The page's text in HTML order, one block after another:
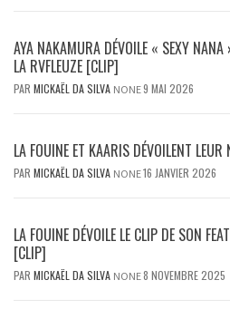
AYA NAKAMURA DÉVOILE « SEXY NANA
LA RVFLEUZE [CLIP]
PAR MICKAËL DA SILVA NONE9 MAI 2026
LA FOUINE ET KAARIS DÉVOILENT
PAR MICKAËL DA SILVA NONE16 JANVIER 2026
LA FOUINE DÉVOILE LE CLIP DE SON
[CLIP]
PAR MICKAËL DA SILVA NONE8 NOVEMBRE 2025